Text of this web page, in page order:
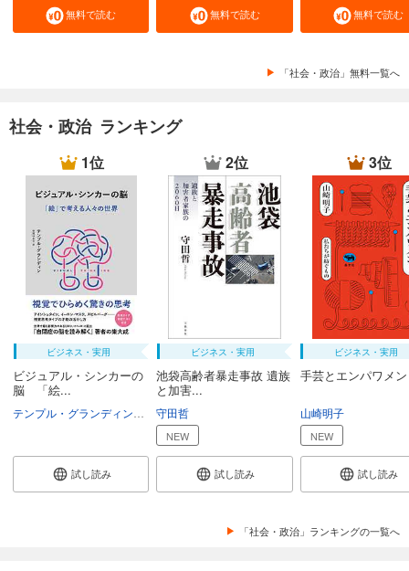
無料で読む 無料で読む 無料で読む
「社会・政治」無料一覧へ
社会・政治 ランキング
1位
ビジネス・実用
ビジュアル・シンカーの
脳 「絵...
中尾ゆかり
試し読み
2位
ビジネス・実用
池袋高齢者暴走事故 遺族
と加害...
守田哲
NEW
試し読み
3位
ビジネス・実用
手芸とエンパワメ
山崎明子
NEW
試し読み
「社会・政治」ランキングの一覧へ